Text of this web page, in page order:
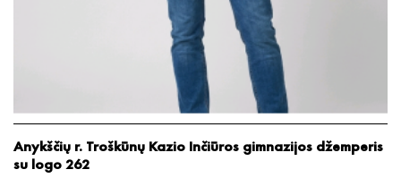
Anykščių r. Troškūnų Kazio Inčiūros gimnazijos džemperis
su logo 262